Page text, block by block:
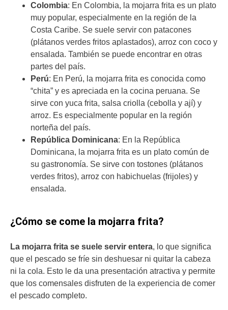
Colombia: En Colombia, la mojarra frita es un plato
muy popular, especialmente en la región de la
Costa Caribe. Se suele servir con patacones
(plátanos verdes fritos aplastados), arroz con coco y
ensalada. También se puede encontrar en otras
partes del país.
Perú: En Perú, la mojarra frita es conocida como
“chita” y es apreciada en la cocina peruana. Se
sirve con yuca frita, salsa criolla (cebolla y ají) y
arroz. Es especialmente popular en la región
norteña del país.
República Dominicana: En la República
Dominicana, la mojarra frita es un plato común de
su gastronomía. Se sirve con tostones (plátanos
verdes fritos), arroz con habichuelas (frijoles) y
ensalada.
¿Cómo se come la mojarra frita?
La mojarra frita se suele servir entera, lo que significa
que el pescado se fríe sin deshuesar ni quitar la cabeza
ni la cola. Esto le da una presentación atractiva y permite
que los comensales disfruten de la experiencia de comer
el pescado completo.